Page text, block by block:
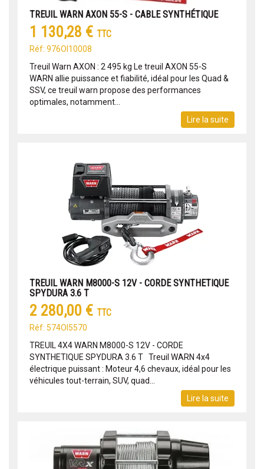
TREUIL WARN AXON 55-S - CABLE SYNTHÉTIQUE
1 130,28 € TTC
Réf: 976OI10008
Treuil Warn AXON : 2 495 kg Le treuil AXON 55-S
WARN allie puissance et fiabilité, idéal pour les Quad &
SSV, ce treuil warn propose des performances
optimales, notamment...
Lire la suite
TREUIL WARN M8000-S 12V - CORDE SYNTHETIQUE
SPYDURA 3.6 T
2 280,00 € TTC
Réf: 574OI5570
TREUIL 4X4 WARN M8000-S 12V - CORDE
SYNTHETIQUE SPYDURA 3.6 T Treuil WARN 4x4
électrique puissant : Moteur 4,6 chevaux, idéal pour les
véhicules tout-terrain, SUV, quad...
Lire la suite